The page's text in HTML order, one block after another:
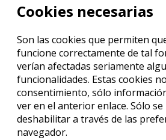
Cookies necesarias
Son las cookies que permiten
funcione correctamente de tal
verían afectadas seriamente
funcionalidades. Estas cookies
consentimiento, sólo
ver en el anterior enlace. Sólo se
deshabilitar a través de las
navegador.